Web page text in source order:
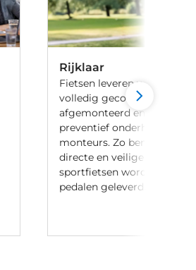
Rijklaar
Fietsen leveren we 100%
volledig gecontroleerd,
afgemonteerd en voorzien
preventief onderhoud door
monteurs. Zo ben je
directe en veilige ritten. Let
sportfietsen worden
pedalen geleverd.